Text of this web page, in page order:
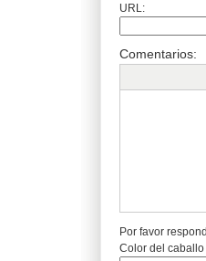
URL:
Comentarios:
Por favor
Color del